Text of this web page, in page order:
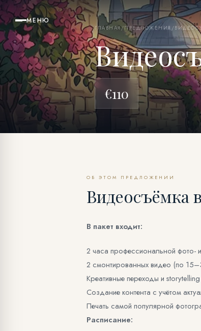
МЕНЮ
ГЛАВНАЯ/ПРЕДЛОЖЕНИЯ /
€110
ОБ ЭТОМ ПРЕДЛОЖЕНИИ
Видеосъёмка
В пакет входит:
2 часа профессиональной фото-
2 смонтированных видео (по
Креативные переходы и
Создание контента с учётом
Печать самой популярной
Расписание: